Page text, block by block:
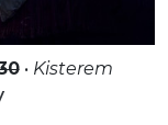
• Kisterem